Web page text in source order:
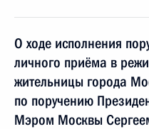
О ходе исполнения
личного приёма в
жительницы города
по поручению
Мэром Москвы